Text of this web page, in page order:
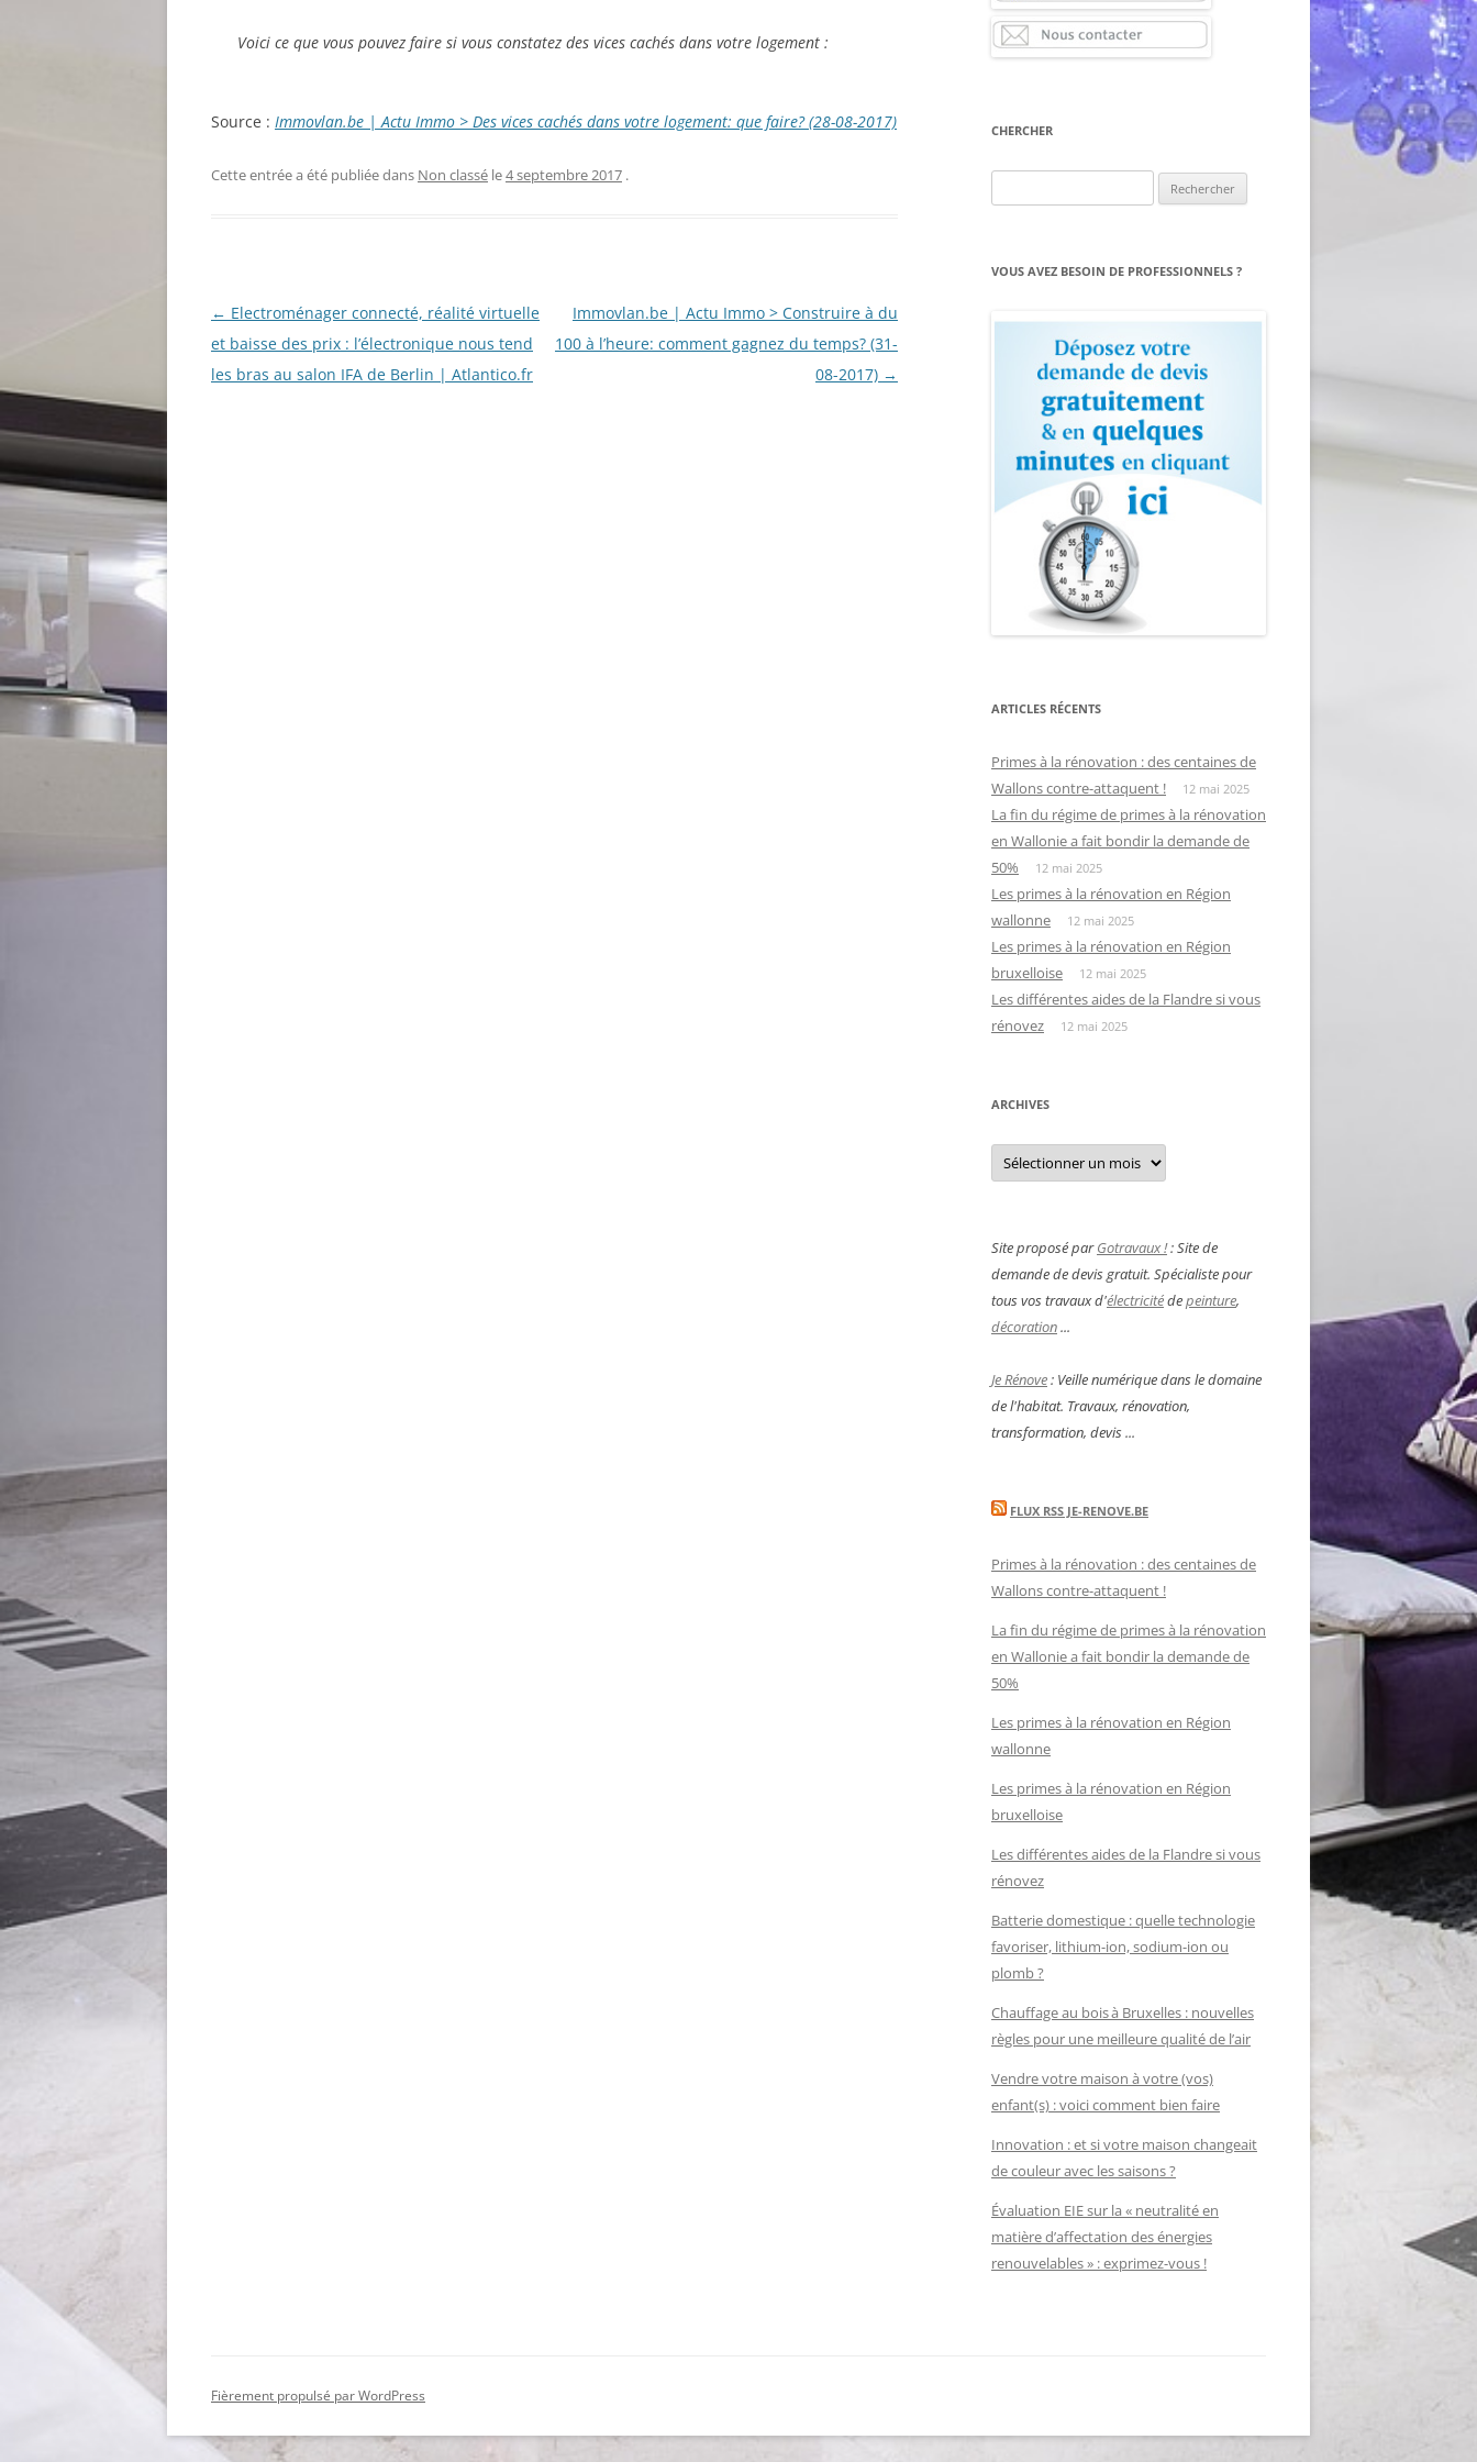
Voici ce que vous pouvez faire si vous constatez des vices cachés dans votre logement :
Source : Immovlan.be | Actu Immo > Des vices cachés dans votre logement: que faire? (28-08-2017)
Cette entrée a été publiée dans Non classé le4 septembre 2017 .
Navigation
des
articles
← Electroménager connecté, réalité virtuelle
et baisse des prix : l’électronique nous tend
les bras au salon IFA de Berlin | Atlantico.fr
Immovlan.be | Actu Immo > Construire à du
100 à l’heure: comment gagnez du temps? (31-
08-2017) →
CHERCHER
VOUS AVEZ BESOIN DE PROFESSIONNELS ?
ARTICLES RÉCENTS
Primes à la rénovation : des centaines de
Wallons contre-attaquent !
12 mai 2025
La fin du régime de primes à la rénovation
en Wallonie a fait bondir la demande de
50%
12 mai 2025
Les primes à la rénovation en Région
wallonne
12 mai 2025
Les primes à la rénovation en Région
bruxelloise
12 mai 2025
Les différentes aides de la Flandre si vous
rénovez
12 mai 2025
ARCHIVES
Archives
Site proposé parGotravaux !: Site de
demande de devis gratuit. Spécialiste pour
tous vos travaux d'électricitédepeinture,
décoration...
Je Rénove: Veille numérique dans le domaine
de l'habitat. Travaux, rénovation,
transformation, devis ...
FLUX RSS JE-RENOVE.BE
Primes à la rénovation : des centaines de
Wallons contre-attaquent !
La fin du régime de primes à la rénovation
en Wallonie a fait bondir la demande de
50%
Les primes à la rénovation en Région
wallonne
Les primes à la rénovation en Région
bruxelloise
Les différentes aides de la Flandre si vous
rénovez
Batterie domestique : quelle technologie
favoriser, lithium-ion, sodium-ion ou
plomb ?
Chauffage au bois à Bruxelles : nouvelles
règles pour une meilleure qualité de l’air
Vendre votre maison à votre (vos)
enfant(s) : voici comment bien faire
Innovation : et si votre maison changeait
de couleur avec les saisons ?
Évaluation EIE sur la « neutralité en
matière d’affectation des énergies
renouvelables » : exprimez-vous !
Fièrement propulsé par WordPress